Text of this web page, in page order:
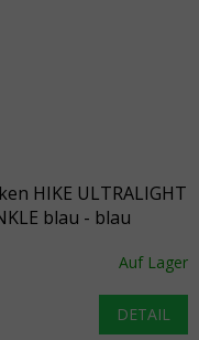
HIKE ULTRALIGHT
blau - blau
Auf Lager
DETAIL